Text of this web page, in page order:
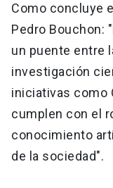
Como concluye
Pedro Bouchon:
un puente entre
investigación
iniciativas como
cumplen con el
conocimiento
de la sociedad".